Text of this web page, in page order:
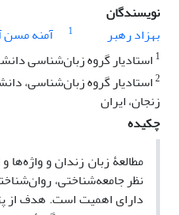
نویسندگان
بهزاد رهبر
1 آمنه مسن
1 استادیار گروه زبان‌شناسی
2استادیار گروه زبان‌شناسی،
زنجان، ایران
چکیده
مطالعۀ زبان زندان و واژه‌ها
‌نظر جامعه‌شناختی،
دارای اهمیت است. هدف